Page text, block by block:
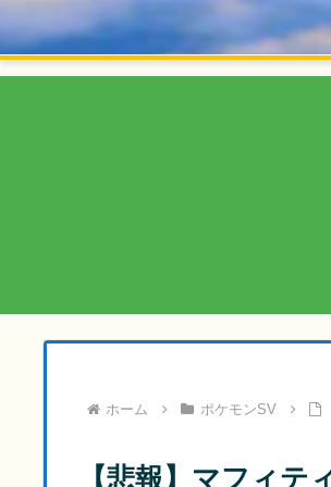
ホーム ポケモンSV
【悲報】マフィ